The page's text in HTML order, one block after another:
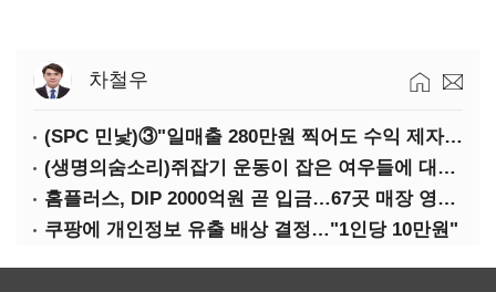
차철우
(SPC 민낯)③"일매출 280만원 찍어도 수익 제자리"…점주 울리는 '상시 할인'
(생명의숨소리)쥐잡기 운동이 잡은 여우들에 대하여
홈플러스, DIP 2000억원 곧 입금…67곳 매장 영업 재개 예정
쿠팡에 개인정보 유출 배상 결정…"1인당 10만원"